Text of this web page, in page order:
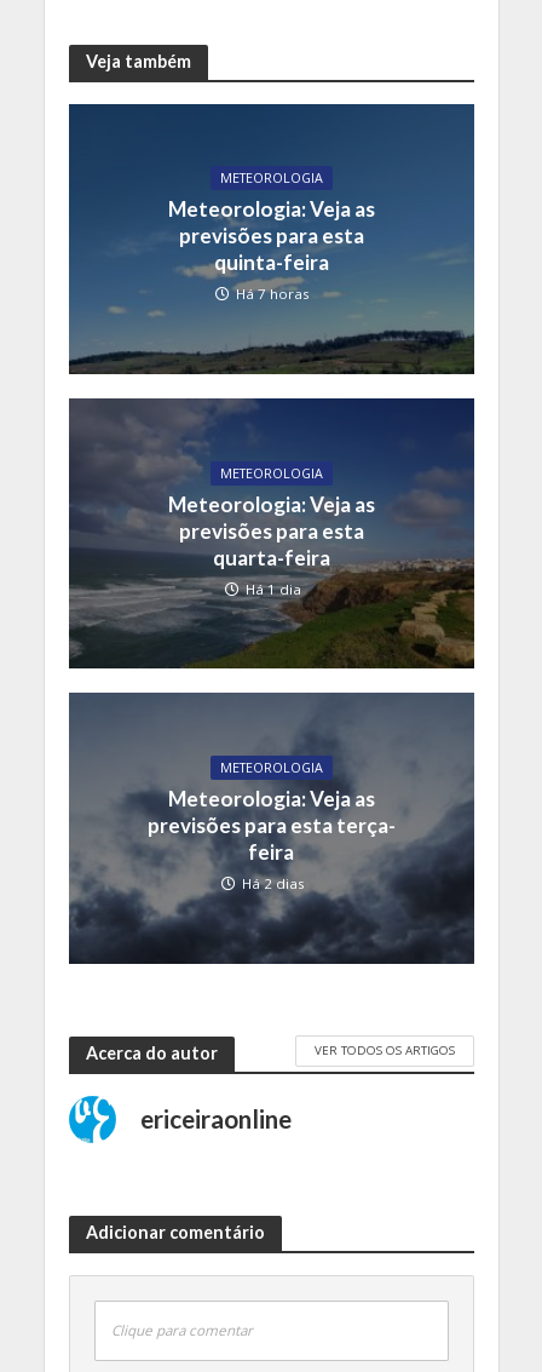
Veja também
METEOROLOGIA
Meteorologia: Veja as
previsões para esta
quinta-feira
Há 7 horas
METEOROLOGIA
Meteorologia: Veja as
previsões para esta
quarta-feira
Há 1 dia
METEOROLOGIA
Meteorologia: Veja as
previsões para esta terça-
feira
Há 2 dias
Acerca do autor VER TODOS OS ARTIGOS
ericeiraonline
Adicionar comentário
Clique para comentar